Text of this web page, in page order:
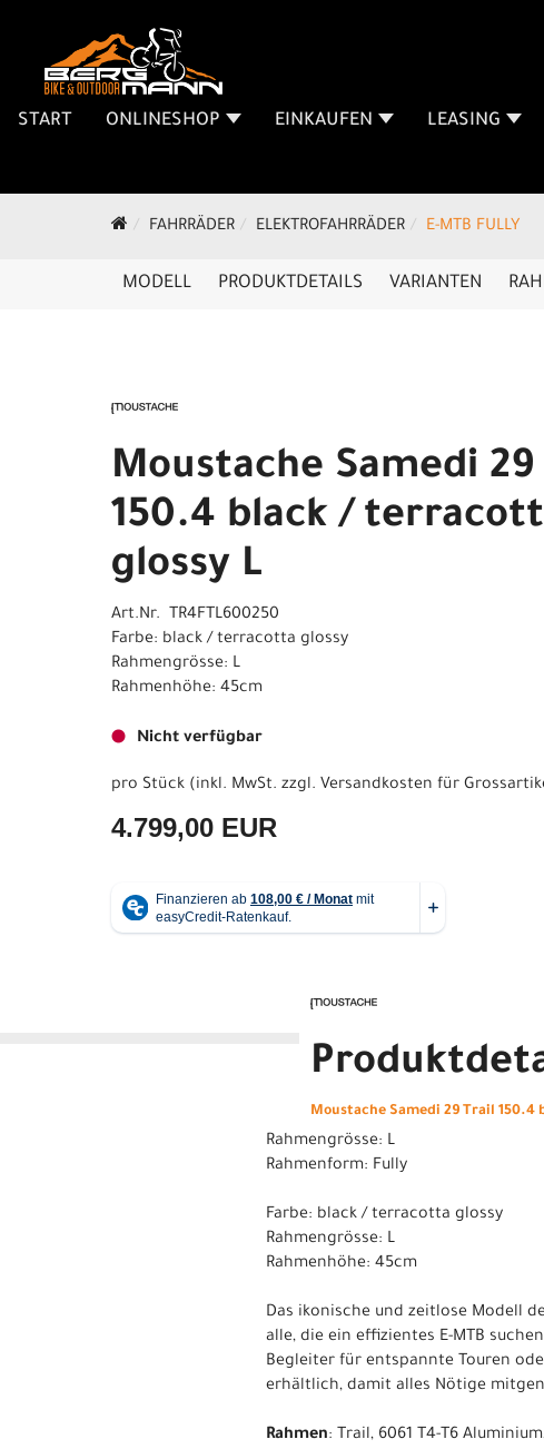
START ONLINESHOP EINKAUFEN LEASING
FAHRRÄDER ELEKTROFAHRRÄDER E-MTB FULLY
MODELL PRODUKTDETAILS VARIANTEN
Moustache Samedi
150.4 black /
glossy L
Art.Nr. TR4FTL600250
Farbe: black / terracotta glossy
Rahmengrösse: L
Rahmenhöhe: 45cm
Nicht verfügbar
pro Stück (inkl. MwSt. zzgl. Versandkosten für
4.799,00 EUR
Moustache Samedi 29 Trail
Rahmengrösse: L
Rahmenform: Fully
Farbe: black / terracotta glossy
Rahmengrösse: L
Rahmenhöhe: 45cm
Das ikonische und zeitlose Modell
alle, die ein effizientes E-MTB
Begleiter für entspannte Touren
erhältlich, damit alles Nötige
Rahmen: Trail, 6061 T4-T6